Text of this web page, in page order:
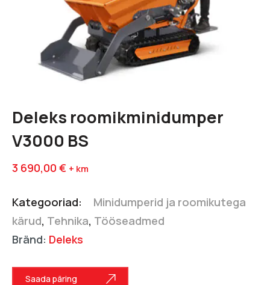
Deleks roomikminidumper
V3000 BS
3 690,00 € + km
Kategooriad:
Minidumperid ja roomikutega
kärud, Tehnika, Tööseadmed
Bränd: Deleks
Saada päring